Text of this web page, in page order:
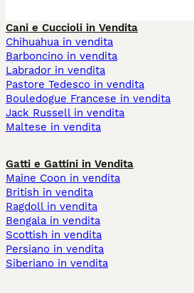
Cani e Cuccioli in Vendita
Chihuahua in vendita
Barboncino in vendita
Labrador in vendita
Pastore Tedesco in vendita
Bouledogue Francese in vendita
Jack Russell in vendita
Maltese in vendita
Gatti e Gattini in Vendita
Maine Coon in vendita
British in vendita
Ragdoll in vendita
Bengala in vendita
Scottish in vendita
Persiano in vendita
Siberiano in vendita